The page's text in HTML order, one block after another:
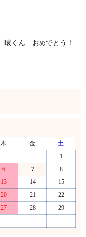
環くん おめでとう！
木 金
土
1
6 7
8
13 14
15
20 21
22
27 28
29